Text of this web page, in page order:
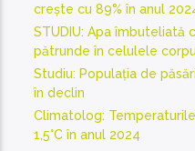
crește cu 89% în anul
STUDIU: Apa
pătrunde în celulele
Studiu: Populația de
în declin
Climatolog:
1,5°C în anul 2024